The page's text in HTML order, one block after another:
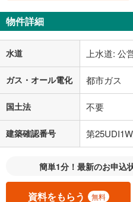
物件詳細
水道 上水道: 公
ガス・オール電化 都市ガス
国土法 不要
建築確認番号 第
簡単1分！最新のお申込
資料をもらう 無料